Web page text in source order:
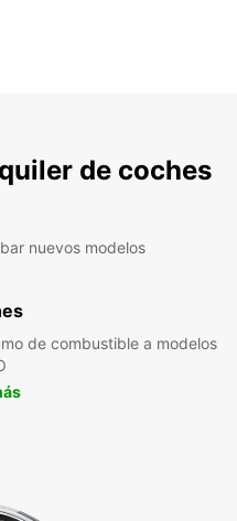
de coches
nuevos modelos
de combustible a modelos